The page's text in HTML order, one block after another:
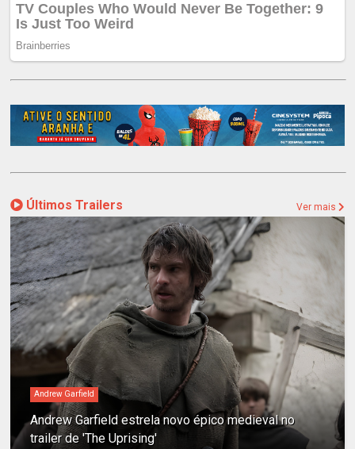
Últimos Trailers Ver mais
Andrew Garfield
Andrew Garfield estrela novo épico medieval no
trailer de 'The Uprising'